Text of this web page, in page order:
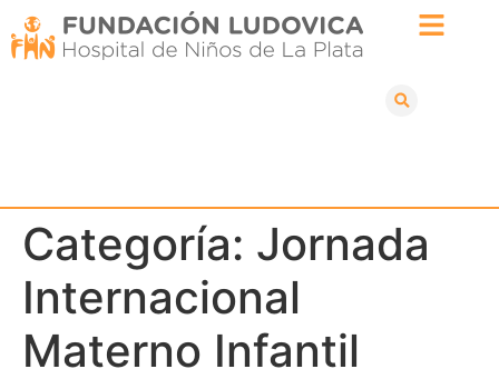
Categoría: Jornada
Internacional
Materno Infantil